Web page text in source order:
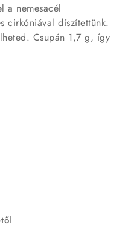
a nemesacél
cirkóniával díszítettünk.
Csupán 1,7 g, így